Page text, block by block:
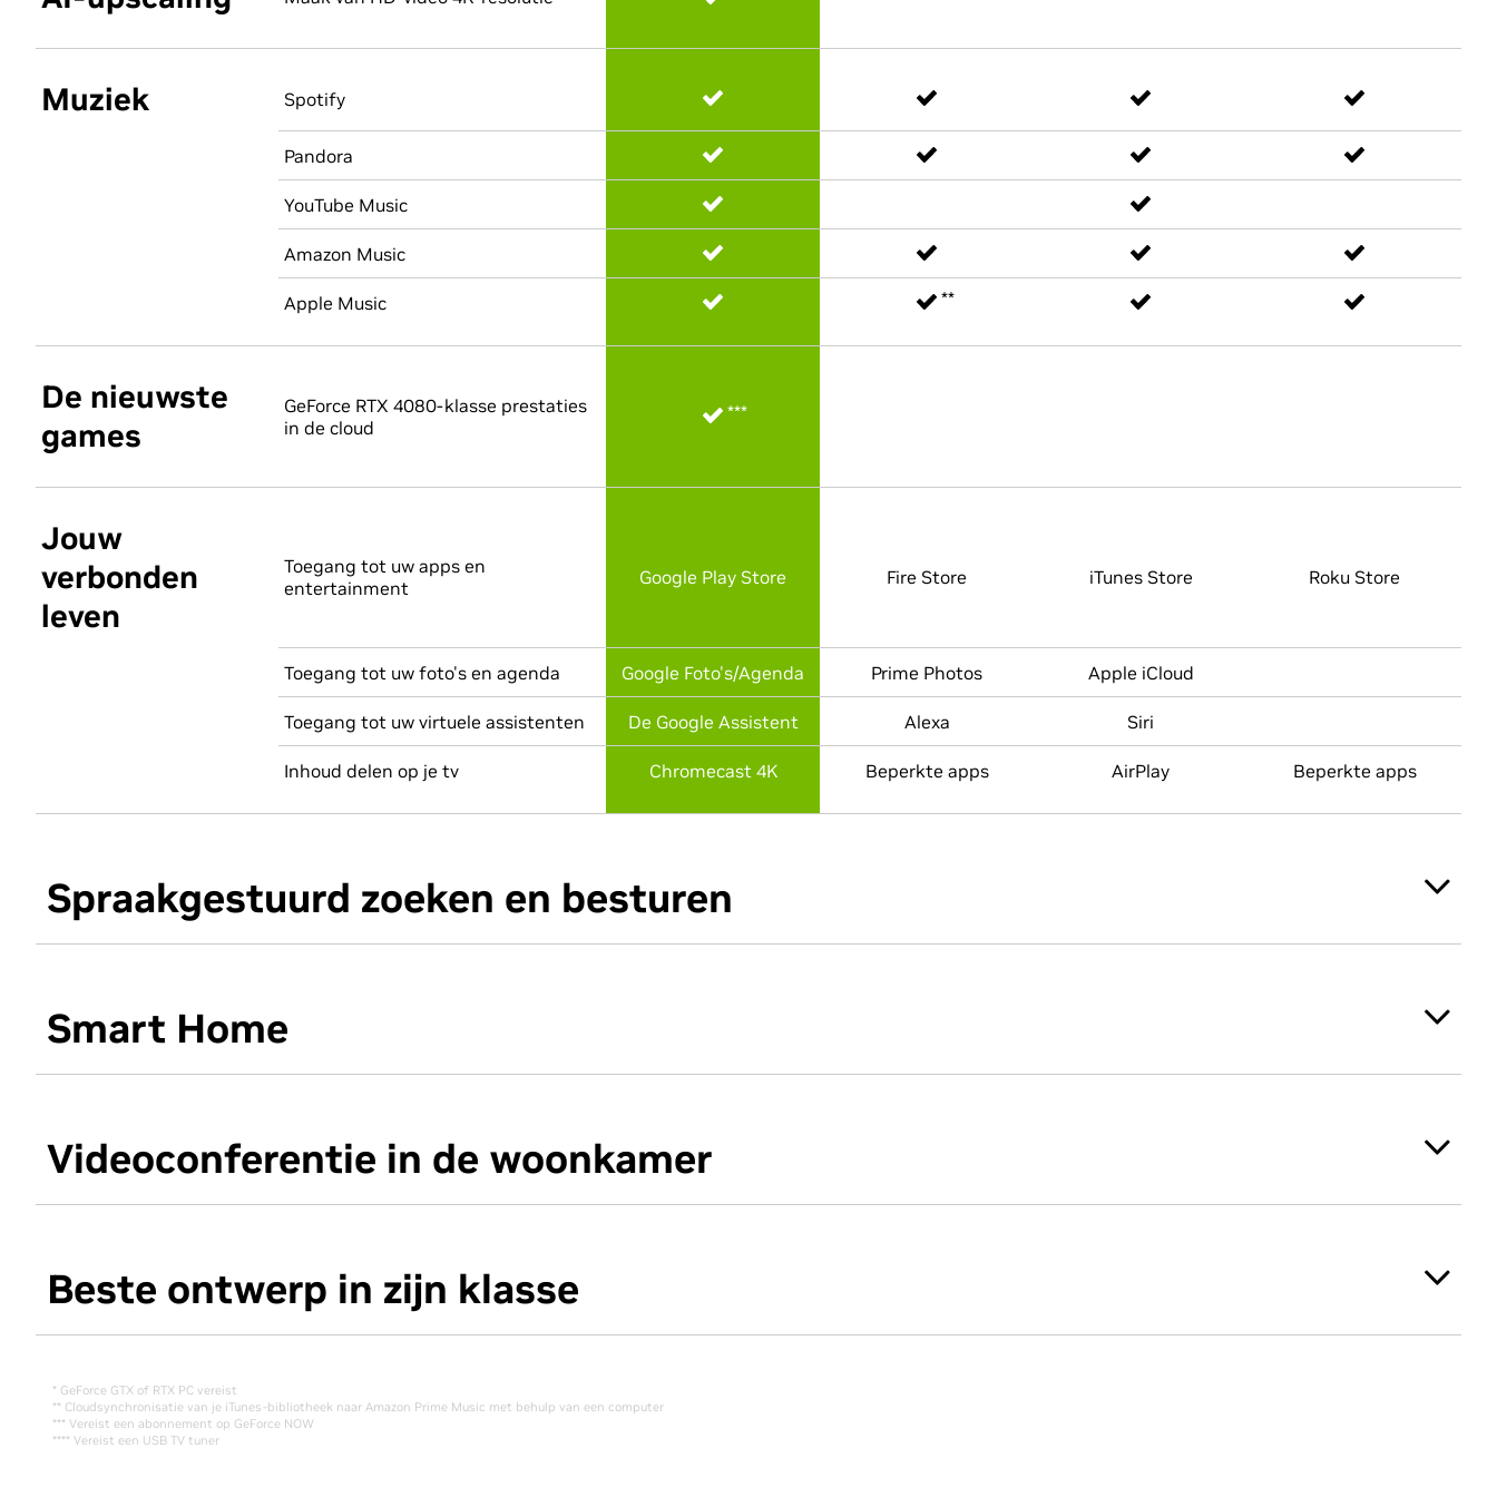
Muziek Spotify
Pandora
YouTube Music
Amazon Music
Apple Music **
De nieuwste
games
GeForce RTX 4080-klasse prestaties
in de cloud
***
Jouw
verbonden
leven
Toegang tot uw apps en
entertainment
Google Play Store Fire Store iTunes Store Roku Store
Toegang tot uw foto's en agenda Google Foto's/Agenda Prime Photos Apple iCloud
Toegang tot uw virtuele assistenten De Google Assistent Alexa Siri
Inhoud delen op je tv Chromecast 4K Beperkte apps AirPlay Beperkte apps
Spraakgestuurd zoeken en besturen
Smart Home
Videoconferentie in de woonkamer
Beste ontwerp in zijn klasse
* GeForce GTX of RTX PC vereist
** Cloudsynchronisatie van je iTunes-bibliotheek naar Amazon Prime Music met behulp van een computer
*** Vereist een abonnement op GeForce NOW
**** Vereist een USB TV tuner